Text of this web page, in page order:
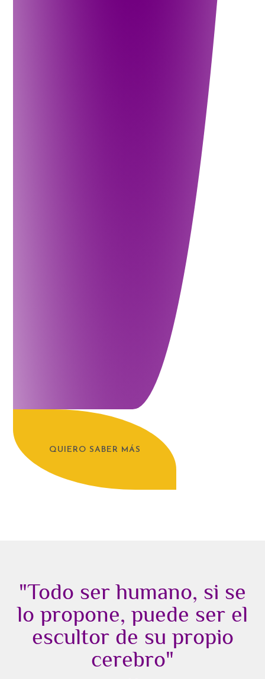
QUIERO SABER MÁS
"Todo ser humano, si se
lo propone, puede ser el
escultor de su propio
cerebro"